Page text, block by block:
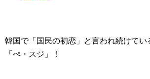
韓国で「国民の初恋」と言われ続けてい
「ぺ・スジ」！